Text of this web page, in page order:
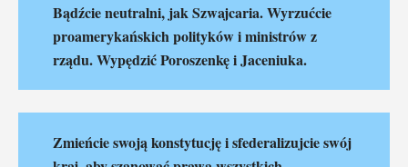
Bądźcie neutralni, jak Szwajcaria. Wyrzućcie
proamerykańskich polityków i ministrów z
rządu. Wypędzić Poroszenkę i Jaceniuka.
Zmieńcie swoją konstytucję i sfederalizujcie swój